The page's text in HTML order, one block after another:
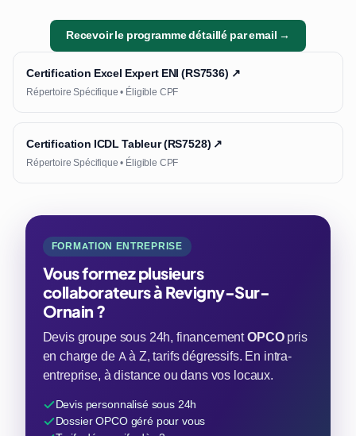
Recevoir le programme détaillé par email →
Certification Excel Expert ENI (RS7536) ↗
Répertoire Spécifique • Éligible CPF
Certification ICDL Tableur (RS7528) ↗
Répertoire Spécifique • Éligible CPF
FORMATION ENTREPRISE
Vous formez plusieurs
collaborateurs à Revigny-Sur-
Ornain ?
Devis groupe sous 24h, financementOPCOpris
en charge de A à Z, tarifs dégressifs. En intra-
entreprise, à distance ou dans vos locaux.
Devis personnalisé sous 24h
Dossier OPCO géré pour vous